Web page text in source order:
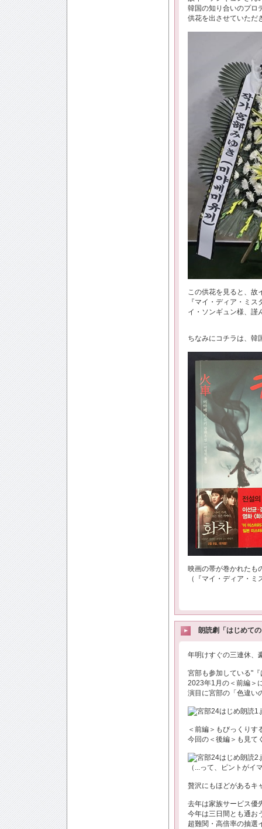
韓国の知り合いのプロ
供花を出させていただ
この供花を見ると、故
『マイ・ディア・ミ
イ・ソンギュン様、謹
ちなみにコチラは、韓
映画の帯が巻かれたも
（『マイ・ディア・
朗読劇「はじめて
年明けすぐの三連休、
宮部も参加している"
2023年1月の＜前編＞
演目に宮部の「色違い
＜前編＞もびっくりす
今回の＜後編＞も見て
（...って、ピントがイ
贅沢にもほどがあるキ
去年は家族サービス優
今年は三日間とも通お
超難関・高倍率の抽選